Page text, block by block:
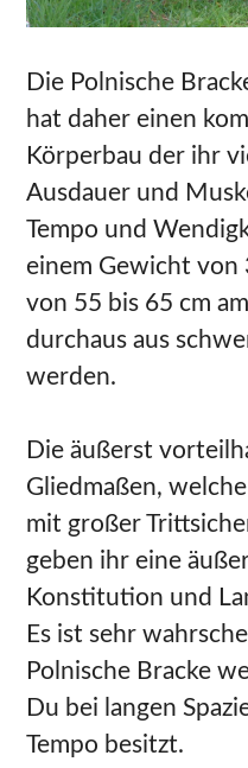
Die Polnische
hat daher einen
Körperbau der ihr
Ausdauer und
Tempo und
einem Gewicht von
von 55 bis 65 cm
durchaus aus
werden.
Die äußerst
Gliedmaßen,
mit großer
geben ihr eine
Konstitution und
Es ist sehr
Polnische Bracke
Du bei langen
Tempo besitzt.